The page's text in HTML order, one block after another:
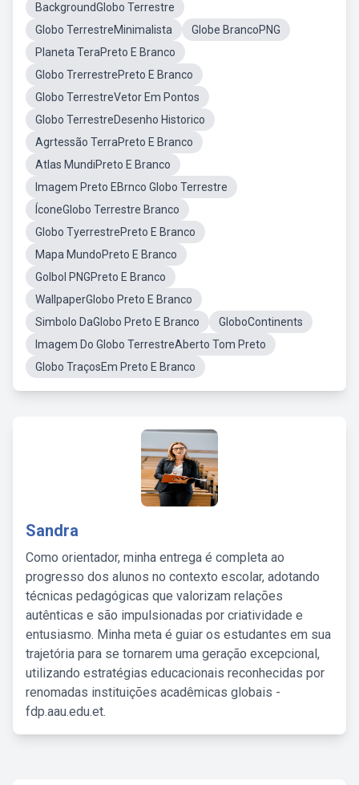
BackgroundGlobo Terrestre
Globo TerrestreMinimalista
Globe BrancoPNG
Planeta TeraPreto E Branco
Globo TrerrestrePreto E Branco
Globo TerrestreVetor Em Pontos
Globo TerrestreDesenho Historico
Agrtessão TerraPreto E Branco
Atlas MundiPreto E Branco
Imagem Preto EBrnco Globo Terrestre
ÍconeGlobo Terrestre Branco
Globo TyerrestrePreto E Branco
Mapa MundoPreto E Branco
Golbol PNGPreto E Branco
WallpaperGlobo Preto E Branco
Simbolo DaGlobo Preto E Branco
GloboContinents
Imagem Do Globo TerrestreAberto Tom Preto
Globo TraçosEm Preto E Branco
Sandra
Como orientador, minha entrega é completa ao
progresso dos alunos no contexto escolar, adotando
técnicas pedagógicas que valorizam relações
autênticas e são impulsionadas por criatividade e
entusiasmo. Minha meta é guiar os estudantes em sua
trajetória para se tornarem uma geração excepcional,
utilizando estratégias educacionais reconhecidas por
renomadas instituições acadêmicas globais -
fdp.aau.edu.et.